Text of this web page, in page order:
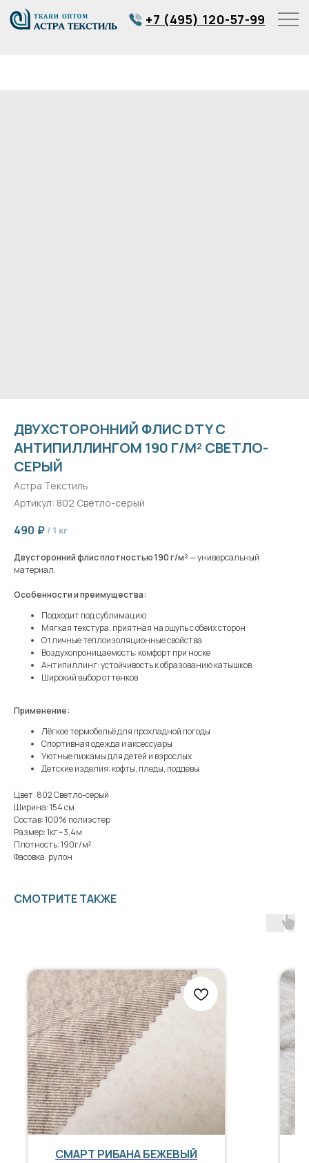
+7 (495) 120-57-99
ДВУХСТОРОННИЙ ФЛИС DTY С
АНТИПИЛЛИНГОМ 190 Г/М² СВЕТЛО-
СЕРЫЙ
Астра Текстиль
Артикул: 802 Светло-серый
490 ₽ / 1 кг
Двусторонний флис плотностью 190 г/м²— универсальный
материал.
Особенности и преимущества:
Подходит под сублимацию
Мягкая текстура, приятная на ощупь с обеих сторон
Отличные теплоизоляционные свойства
Воздухопроницаемость: комфорт при носке
Антипиллинг: устойчивость к образованию катышков
Широкий выбор оттенков
Применение:
Лёгкое термобельё для прохладной погоды
Спортивная одежда и аксессуары
Уютные пижамы для детей и взрослых
Детские изделия: кофты, пледы, поддевы
Цвет: 802 Светло-серый
Ширина: 154 см
Состав: 100% полиэстер
Размер: 1кг~3,4м
Плотность: 190г/м²
Фасовка: рулон
СМОТРИТЕ ТАКЖЕ
СМАРТ РИБАНА БЕЖЕВЫЙ